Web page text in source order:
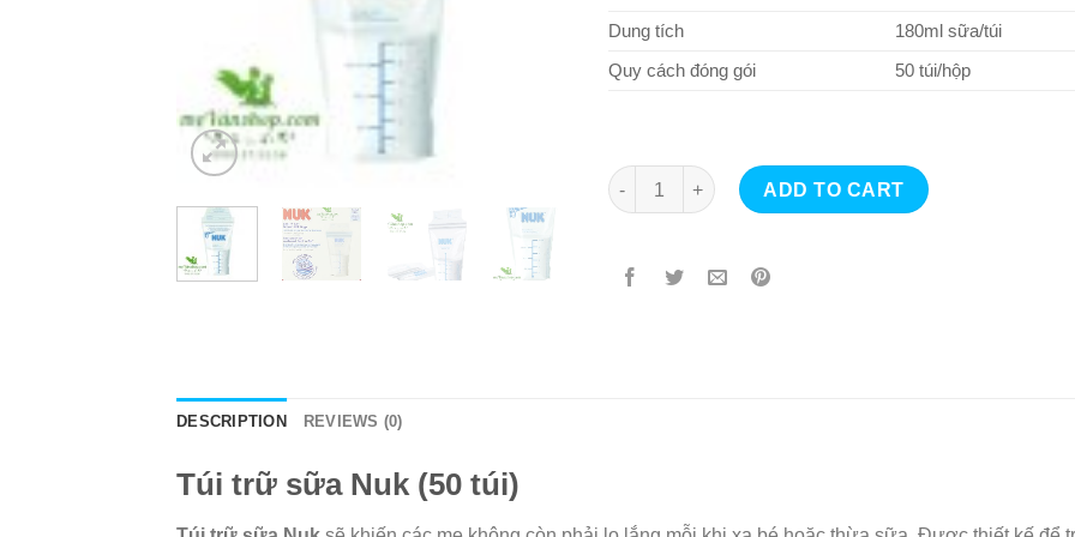
Dung tích 180ml sữa/túi
Quy cách đóng gói 50 túi/hộp
Túi trữ sữa Nuk quantity
ADD TO CART
DESCRIPTION REVIEWS (0)
Túi trữ sữa Nuk (50 túi)